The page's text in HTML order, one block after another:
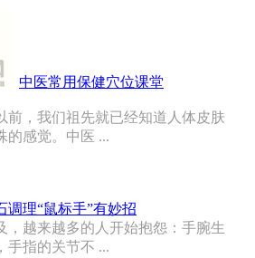
中医常用保健穴位课堂
前，我们祖先就已经知道人体皮肤
的感觉。中医 ...
调理“鼠标手”有妙招
，越来越多的人开始抱怨：手腕生
手指的关节不 ...